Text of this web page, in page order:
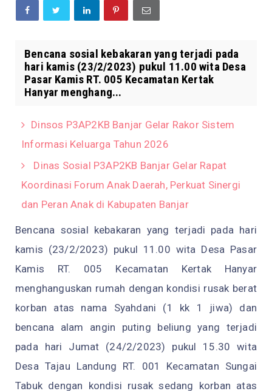
Bencana sosial kebakaran yang terjadi pada
hari kamis (23/2/2023) pukul 11.00 wita Desa
Pasar Kamis RT. 005 Kecamatan Kertak
Hanyar menghang...
Dinsos P3AP2KB Banjar Gelar Rakor Sistem
Informasi Keluarga Tahun 2026
Dinas Sosial P3AP2KB Banjar Gelar Rapat
Koordinasi Forum Anak Daerah, Perkuat Sinergi
dan Peran Anak di Kabupaten Banjar
Bencana sosial kebakaran yang terjadi pada hari
kamis (23/2/2023) pukul 11.00 wita Desa Pasar
Kamis RT. 005 Kecamatan Kertak Hanyar
menghanguskan rumah dengan kondisi rusak berat
korban atas nama Syahdani (1 kk 1 jiwa) dan
bencana alam angin puting beliung yang terjadi
pada hari Jumat (24/2/2023) pukul 15.30 wita
Desa Tajau Landung RT. 001 Kecamatan Sungai
Tabuk dengan kondisi rusak sedang korban atas